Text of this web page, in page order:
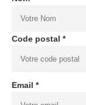
Code postal *
Email *